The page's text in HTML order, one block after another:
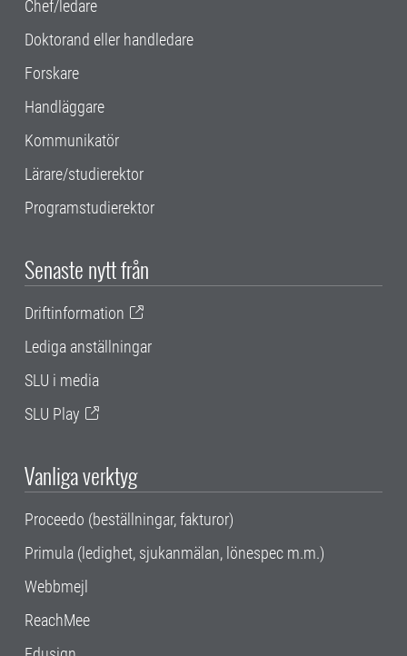
Chef/ledare
Doktorand eller handledare
Forskare
Handläggare
Kommunikatör
Lärare/studierektor
Programstudierektor
Senaste nytt från
Driftinformation
Lediga anställningar
SLU i media
SLU Play
Vanliga verktyg
Proceedo (beställningar, fakturor)
Primula (ledighet, sjukanmälan, lönespec m.m.)
Webbmejl
ReachMee